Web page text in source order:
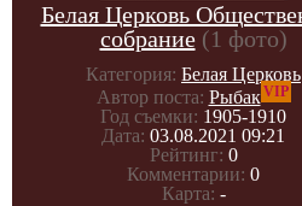
Белая Церковь
собрание (1 фото)
Категория: Белая Церковь
Автор поста: РыбакVIP
Год съемки: 1905-1910
Дата: 03.08.2021 09:21
Рейтинг: 0
Комментарии: 0
Карта: -